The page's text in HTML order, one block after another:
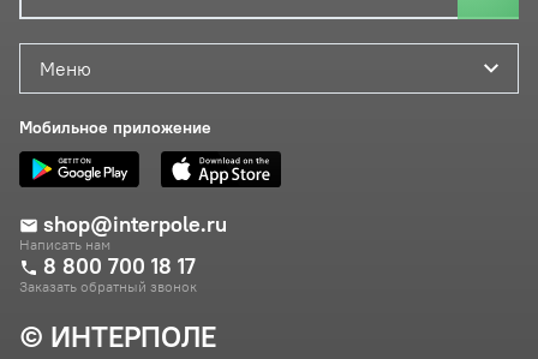
© ИНТЕРПОЛЕ
Меню
Мобильное приложение
shop@interpole.ru
Написать нам
8 800 700 18 17
Заказать обратный звонок